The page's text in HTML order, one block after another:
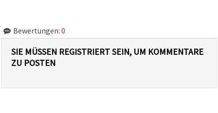
Bewertungen: 0
SIE MÜSSEN REGISTRIERT SEIN, UM KOMMENTARE
ZU POSTEN